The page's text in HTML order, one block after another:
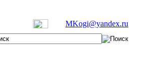
MKogi@yandex.ru